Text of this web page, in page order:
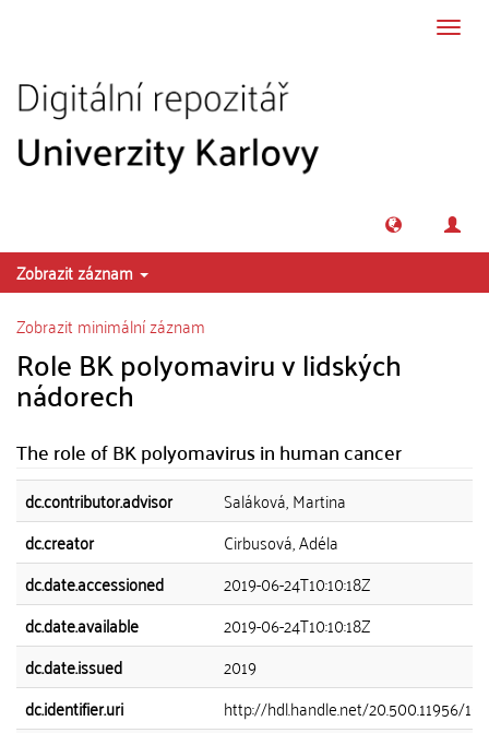
Zobrazit záznam
Zobrazit minimální záznam
Role BK polyomaviru v lidských
nádorech
The role of BK polyomavirus in human cancer
dc.contributor.advisor
Saláková, Martina
dc.creator
Cirbusová, Adéla
dc.date.accessioned
2019-06-24T10:10:18Z
dc.date.available
2019-06-24T10:10:18Z
dc.date.issued
2019
dc.identifier.uri
http://hdl.handle.net/20.500.11956/